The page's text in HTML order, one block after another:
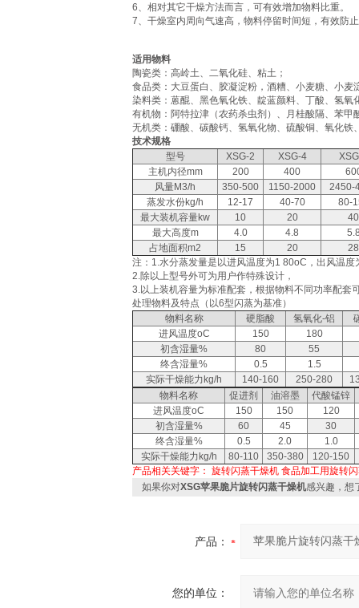
6、相对其它干燥方法而言，可有效增加物料比重。
7、干燥室内周向气速高，物料停留时间短，有效防
适用物料
陶瓷类：高岭土、二氧化硅、粘土；
食品类：大豆蛋白、胶凝淀粉，酒糟、小麦糖、小麦
染料类：蒽醌、黑色氧化铁、靛蓝颜料、丁酸、氢氧
有机物：阿特拉津（农药杀虫剂）、月桂酸隔、苯
无机类：硼酸、碳酸钙、氢氧化物、硫酸铜、氧化
技术规格
型号
XSG-2 XSG-4
主机内径mm
200 400
风量M3/h
350-500 1150-2000
2450-
蒸发水份kg/h
12-17 40-70
80-
最大装机容量kw
10 20
40
最大高度m
4.0 4.8
占地面积m2
15 20
28
注：1.水分蒸发量是以进风温度为1 80oC，出风温
2.除以上型号外可为用户作特殊设计，
3.以上装机容量为标准配套，根据物料不同功率配套
处理物料及特点（以6型闪蒸为基准）
物料名称
硬脂酸 氢氧化-铝
进风温度oC
150
180
初含湿量%
80
55
终含湿量%
0.5
1.5
实际干燥能力kg/h
140-160 250-280
物料名称
促进剂 油溶墨
代酸锰锌
进风温度oC
150 150
120
初含湿量%
60 45
30
终含湿量%
0.5 2.0
1.0
实际干燥能力kg/h
80-110 350-380 120-150
产品相关关键字： 旋转闪蒸干燥机 食品加工用旋转
如果你对XSG苹果脆片旋转闪蒸干燥机感兴趣，想
产品：
您的单位：